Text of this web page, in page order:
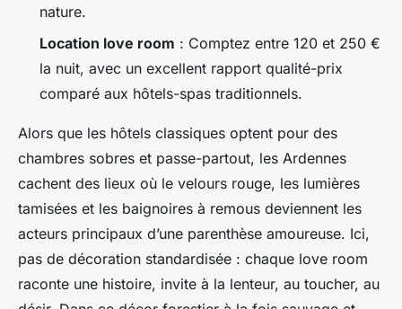
nature.
Location love room : Comptez entre 120 et 250 €
la nuit, avec un excellent rapport qualité-prix
comparé aux hôtels-spas traditionnels.
Alors que les hôtels classiques optent pour des
chambres sobres et passe-partout, les Ardennes
cachent des lieux où le velours rouge, les lumières
tamisées et les baignoires à remous deviennent les
acteurs principaux d’une parenthèse amoureuse. Ici,
pas de décoration standardisée : chaque love room
raconte une histoire, invite à la lenteur, au toucher, au